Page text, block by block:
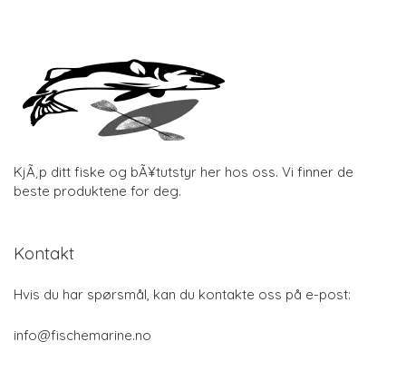
KjÃ¸p ditt fiske og bÃ¥tutstyr her hos oss. Vi finner de
beste produktene for deg.
Kontakt
Hvis du har spørsmål, kan du kontakte oss på e-post:
info@fischemarine.no